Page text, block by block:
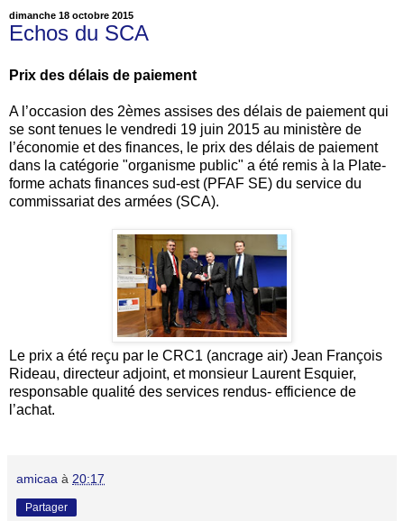
dimanche 18 octobre 2015
Echos du SCA
Prix des délais de paiement
A l’occasion des 2èmes assises des délais de paiement qui
se sont tenues le vendredi 19 juin 2015 au ministère de
l’économie et des finances, le prix des délais de paiement
dans la catégorie "organisme public" a été remis à la Plate-
forme achats finances sud-est (PFAF SE) du service du
commissariat des armées (SCA).
Le prix a été reçu par le CRC1 (ancrage air) Jean François
Rideau, directeur adjoint, et monsieur Laurent Esquier,
responsable qualité des services rendus- efficience de
l’achat.
amicaa à 20:17
Partager